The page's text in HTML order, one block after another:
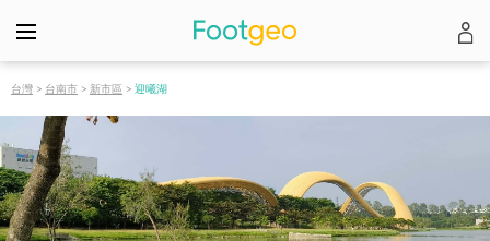
台灣 > 台南市 > 新市區 > 迎曦湖